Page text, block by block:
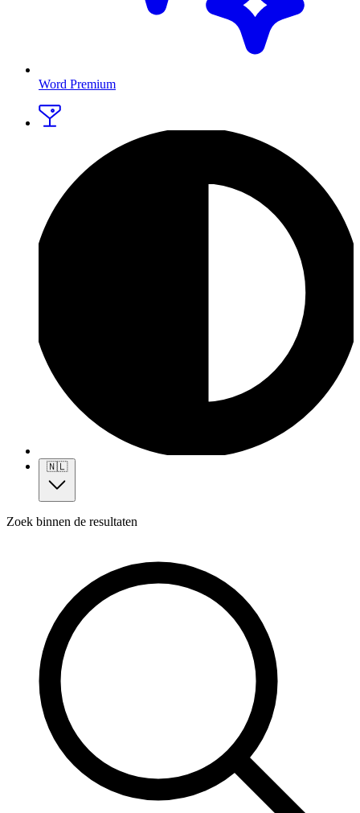
Word Premium
🇳🇱
Zoek binnen de resultaten